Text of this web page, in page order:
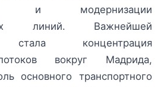
и модернизации
линий. Важнейшей
стала концентрация
вокруг Мадрида,
основного транспортного